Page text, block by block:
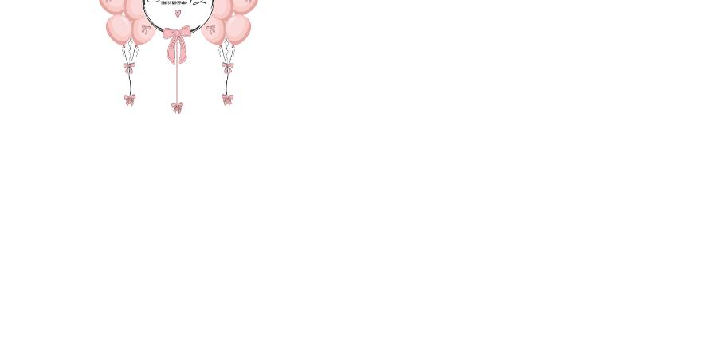
В КОРЗИНУ
Звезда супер гигант 90 см с любой надписью на хвосте тассел
,зеркальный гигант хром с любой надписью, 2 груза, 1 пакет для